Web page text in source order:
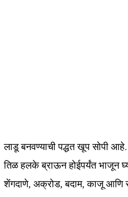
लाडू बनवण्याची पद्धत खूप सोपी
तिळ हलके ब्राऊन होईपर्यंत भाजून
शेंगदाणे, अक्रोड, बदाम, काजू आणि